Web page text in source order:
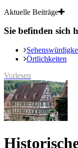
Aktuelle Beiträge
Sie befinden sich
Örtlichkeiten
Vorlesen